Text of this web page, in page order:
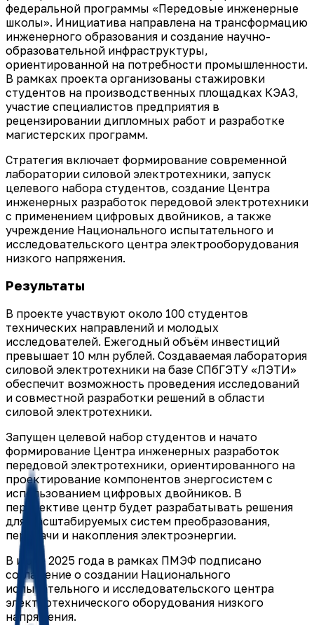
федеральной программы «Передовые инженерные
школы». Инициатива направлена на трансформацию
инженерного образования и создание научно-
образовательной инфраструктуры,
ориентированной на потребности промышленности.
В рамках проекта организованы стажировки
студентов на производственных площадках КЭАЗ,
участие специалистов предприятия в
рецензировании дипломных работ и разработке
магистерских программ.
Стратегия включает формирование современной
лаборатории силовой электротехники, запуск
целевого набора студентов, создание Центра
инженерных разработок передовой электротехники
с применением цифровых двойников, а также
учреждение Национального испытательного и
исследовательского центра электрооборудования
низкого напряжения.
Результаты
В проекте участвуют около 100 студентов
технических направлений и молодых
исследователей. Ежегодный объём инвестиций
превышает 10 млн рублей. Создаваемая лаборатория
силовой электротехники на базе СПбГЭТУ «ЛЭТИ»
обеспечит возможность проведения исследований
и совместной разработки решений в области
силовой электротехники.
Запущен целевой набор студентов и начато
формирование Центра инженерных разработок
передовой электротехники, ориентированного на
проектирование компонентов энергосистем с
использованием цифровых двойников. В
перспективе центр будет разрабатывать решения
для масштабируемых систем преобразования,
передачи и накопления электроэнергии.
В июне 2025 года в рамках ПМЭФ подписано
соглашение о создании Национального
испытательного и исследовательского центра
электротехнического оборудования низкого
напряжения.